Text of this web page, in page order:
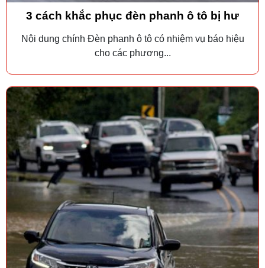
3 cách khắc phục đèn phanh ô tô bị hư
Nội dung chính Đèn phanh ô tô có nhiệm vụ báo hiệu
cho các phương...